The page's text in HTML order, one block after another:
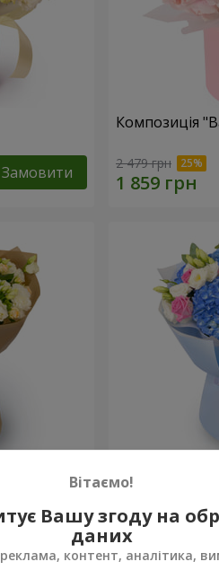
Замовити
Композиція
2 479 грн
Замовити 6 932 грн
Вітаємо!
Вашу згоду на
даних
контент, аналітика,